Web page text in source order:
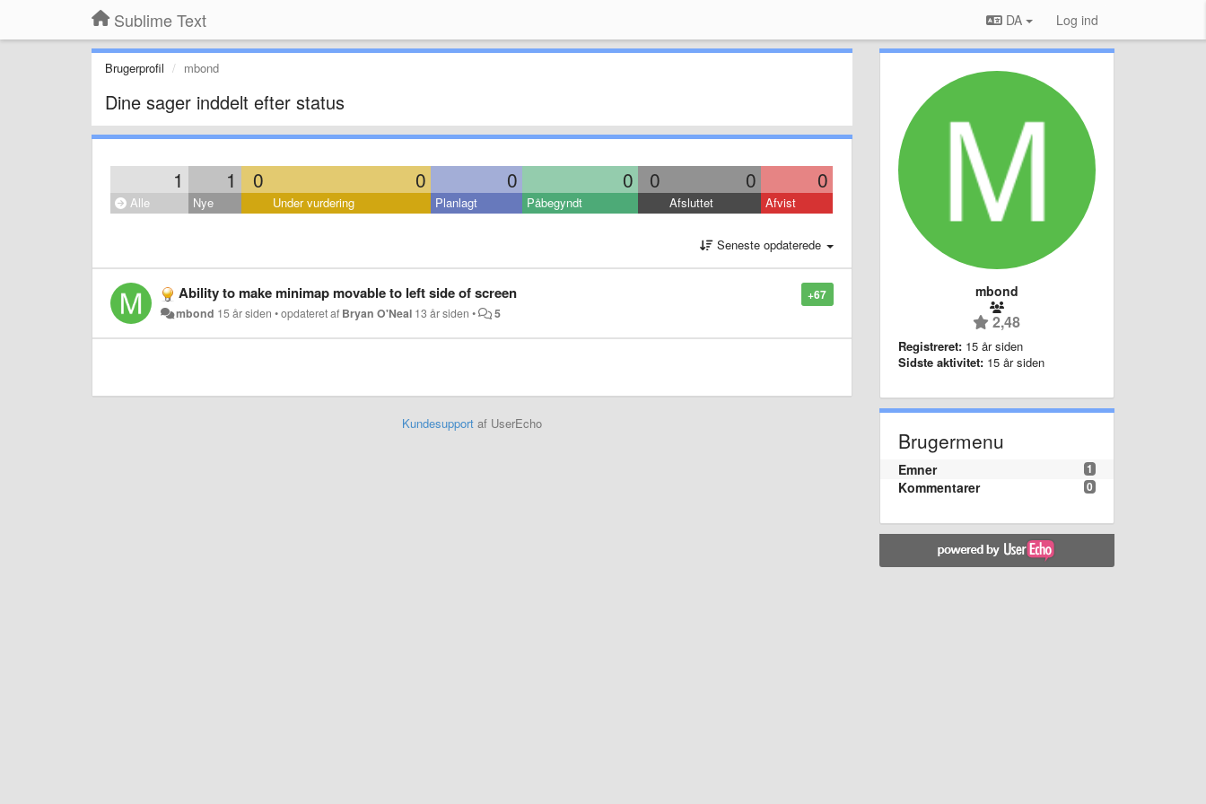
Sublime Text DA Log ind
Brugerprofil mbond
Dine sager inddelt efter status
1 1 0 0 0 0 0 0 0
Alle Nye Under vurdering Planlagt Påbegyndt Afsluttet Afvist
Seneste opdaterede
+67
Ability to make minimap movable to left side of screen
mbond 15 år siden •opdateret af Bryan O'Neal 13 år siden • 5
Kundesupportaf UserEcho
mbond
2,48
Registreret: 15 år siden
Sidste aktivitet: 15 år siden
Brugermenu
1
Emner
0
Kommentarer